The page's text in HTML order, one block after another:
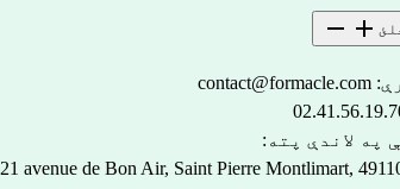
contact@formacle.com
په لاندې پته:
21 avenue de Bon Air, Saint Pierre Montlimart,